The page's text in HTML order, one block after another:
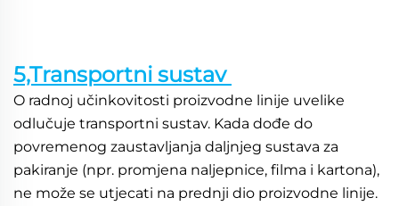
5,Transportni sustav
O radnoj učinkovitosti proizvodne linije uvelike
odlučuje transportni sustav. Kada dođe do
povremenog zaustavljanja daljnjeg sustava za
pakiranje (npr. promjena naljepnice, filma i kartona),
ne može se utjecati na prednji dio proizvodne linije.